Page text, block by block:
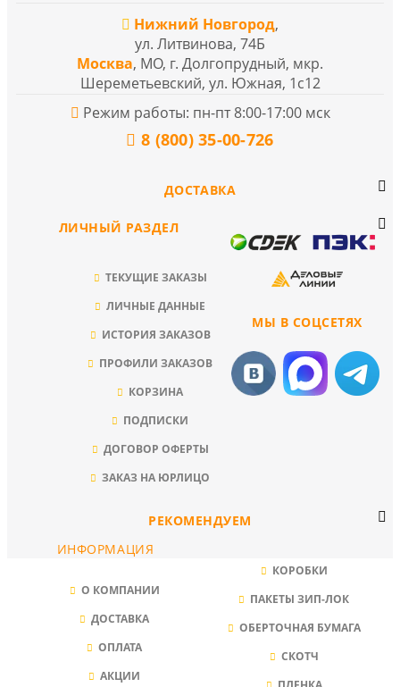
Нижний Новгород,
ул. Литвинова, 74Б
Москва, МО, г. Долгопрудный, мкр.
Шереметьевский, ул. Южная, 1с12
Режим работы: пн-пт 8:00-17:00 мск
8 (800) 35-00-726
ДОСТАВКА
МЫ В СОЦСЕТЯХ
ЛИЧНЫЙ РАЗДЕЛ
ТЕКУЩИЕ ЗАКАЗЫ
ЛИЧНЫЕ ДАННЫЕ
ИСТОРИЯ ЗАКАЗОВ
ПРОФИЛИ ЗАКАЗОВ
КОРЗИНА
ПОДПИСКИ
ДОГОВОР ОФЕРТЫ
ЗАКАЗ НА ЮРЛИЦО
РЕКОМЕНДУЕМ
КОРОБКИ
ПАКЕТЫ ЗИП-ЛОК
ОБЕРТОЧНАЯ БУМАГА
СКОТЧ
ИНФОРМАЦИЯ
О КОМПАНИИ
ДОСТАВКА
ОПЛАТА
АКЦИИ